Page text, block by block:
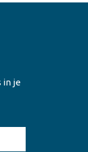
in je